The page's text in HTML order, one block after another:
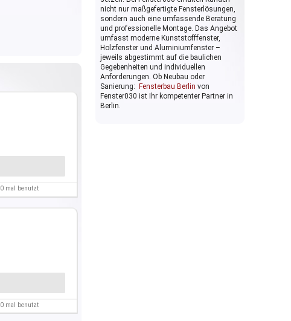
0mal benutzt
0mal benutzt
nicht nur maßgefertigte Fensterlösungen,
sondern auch eine umfassende Beratung
und professionelle Montage. Das Angebot
umfasst moderne Kunststofffenster,
Holzfenster und Aluminiumfenster –
jeweils abgestimmt auf die baulichen
Gegebenheiten und individuellen
Anforderungen. Ob Neubau oder
Sanierung:
Fensterbau Berlin von
Fenster030 ist Ihr kompetenter Partner in
Berlin.